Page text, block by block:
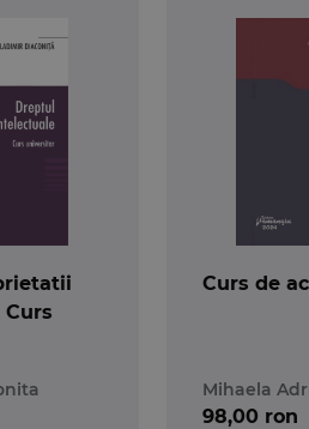
Curs de
Mihaela
98,00 ron